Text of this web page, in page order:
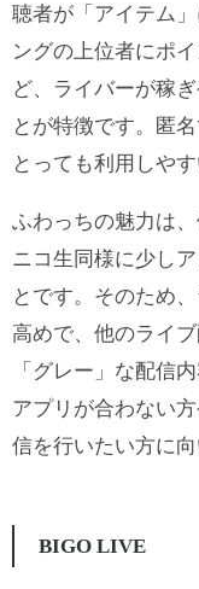
聴者が「アイテム
ングの上位者にポ
ど、ライバーが稼
とが特徴です。匿
とっても利用しや
ふわっちの魅力は
ニコ生同様に少し
とです。そのため
高めで、他のライ
「グレー」な配信
アプリが合わない
信を行いたい方に向
BIGO LIVE